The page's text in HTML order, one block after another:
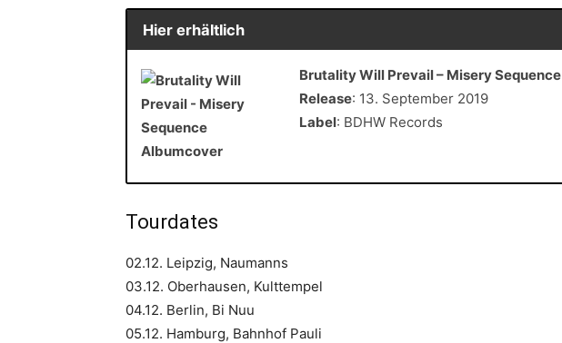
Hier erhältlich
Brutality Will Prevail – Misery Sequence
Release: 13. September 2019
Label: BDHW Records
Tourdates
02.12. Leipzig, Naumanns
03.12. Oberhausen, Kulttempel
04.12. Berlin, Bi Nuu
05.12. Hamburg, Bahnhof Pauli